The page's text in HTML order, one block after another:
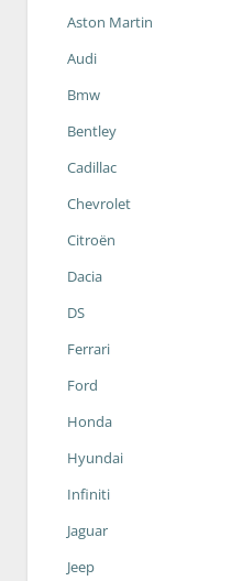
Aston Martin
Audi
Bmw
Bentley
Cadillac
Chevrolet
Citroën
Dacia
DS
Ferrari
Ford
Honda
Hyundai
Infiniti
Jaguar
Jeep